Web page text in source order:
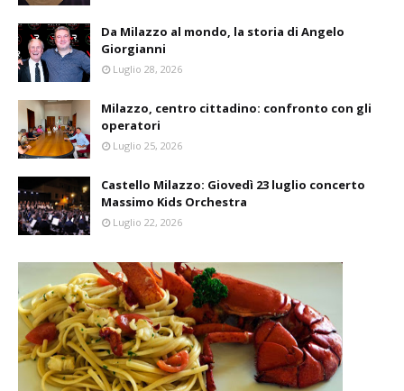
Da Milazzo al mondo, la storia di Angelo
Giorgianni
Luglio 28, 2026
Milazzo, centro cittadino: confronto con gli
operatori
Luglio 25, 2026
Castello Milazzo: Giovedì 23 luglio concerto
Massimo Kids Orchestra
Luglio 22, 2026